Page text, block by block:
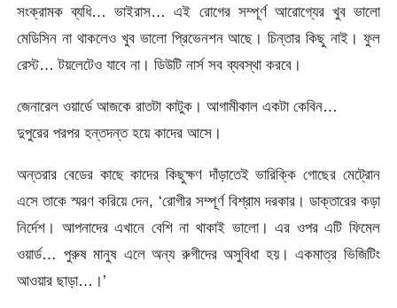
সংক্রামক ব্যধি… ভাইরাস… এই রোগের সম্পূর্ণ আরোগ্যের খুব ভালো
মেডিসিন না থাকলেও খুব ভালো প্রিভেনশন আছে। চিন্তার কিছু নাই। ফুল
রেস্ট… টয়লেটেও যাবে না। ডিউটি নার্স সব ব্যবস্থা করবে।
জেনারেল ওয়ার্ডে আজকে রাতটা কাটুক। আগামীকাল একটা কেবিন…
দুপুরের পরপর হন্তদন্ত হয়ে কাদের আসে।
অন্তরার বেডের কাছে কাদের কিছুক্ষণ দাঁড়াতেই ভারিক্কি গোছের মেট্রোন
এসে তাকে স্মরণ করিয়ে দেন, ‘রোগীর সম্পূর্ণ বিশ্রাম দরকার। ডাক্তারের কড়া
নির্দেশ। আপনাদের এখানে বেশি না থাকাই ভালো। এর ওপর এটি ফিমেল
ওয়ার্ড… পুরুষ মানুষ এলে অন্য রুগীদের অসুবিধা হয়। একমাত্র ভিজিটিং
আওয়ার ছাড়া…।’